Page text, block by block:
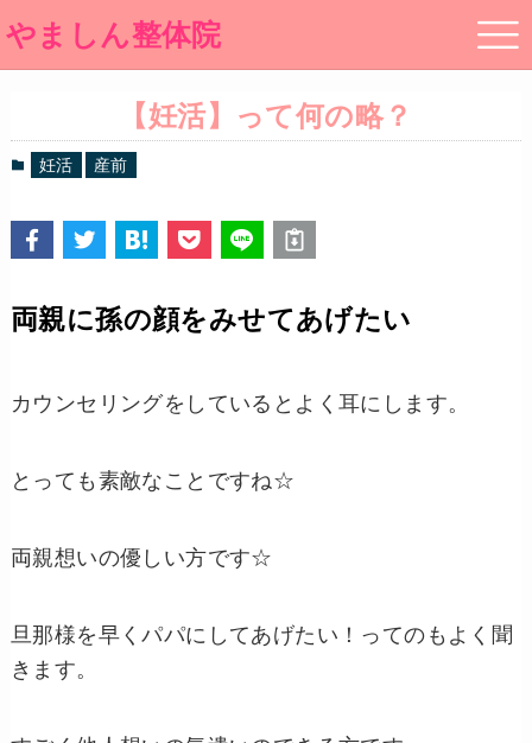
やましん整体院
【妊活】って何の略？
妊活 産前
両親に孫の顔をみせてあげたい
カウンセリングをしているとよく耳にします。
とっても素敵なことですね☆
両親想いの優しい方です☆
旦那様を早くパパにしてあげたい！ってのもよく聞
きます。